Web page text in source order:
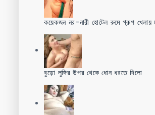
কয়েকজন নর-নারী হোটেল রুমে গ্রুপ
বুড়ো লুঙ্গির উপর থেকে ধোন ধরতে দিলো